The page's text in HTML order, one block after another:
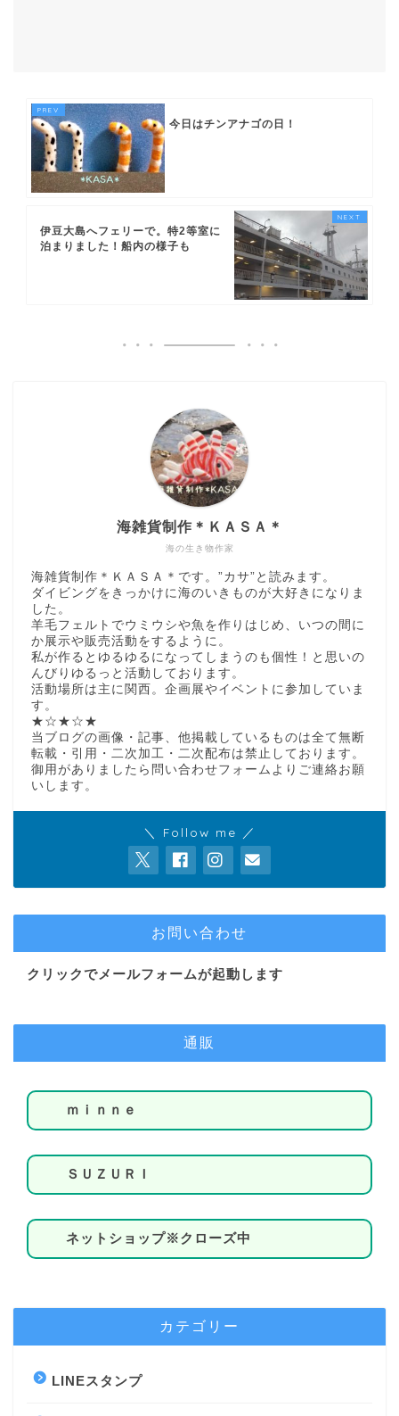
今日はチンアナゴの日！
伊豆大島へフェリーで。特2等室に
泊まりました！船内の様子も
海の生き物作家
海雑貨制作＊ＫＡＳＡ＊
海雑貨制作＊ＫＡＳＡ＊です。”カサ”と読みます。
ダイビングをきっかけに海のいきものが大好きになりま
した。
羊毛フェルトでウミウシや魚を作りはじめ、いつの間に
か展示や販売活動をするように。
私が作るとゆるゆるになってしまうのも個性！と思いの
んびりゆるっと活動しております。
活動場所は主に関西。企画展やイベントに参加していま
す。
★☆★☆★
当ブログの画像・記事、他掲載しているものは全て無断
転載・引用・二次加工・二次配布は禁止しております。
御用がありましたら問い合わせフォームよりご連絡お願
いします。
＼ Follow me ／
お問い合わせ
クリックでメールフォームが起動します
通販
ｍｉｎｎｅ
ＳＵＺＵＲＩ
ネットショップ※クローズ中
カテゴリー
LINEスタンプ